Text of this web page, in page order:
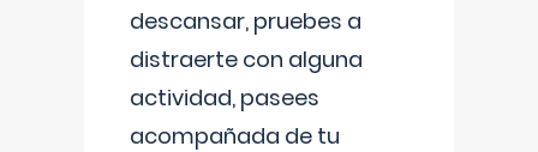
descansar, pruebes a
distraerte con alguna
actividad, pasees
acompañada de tu